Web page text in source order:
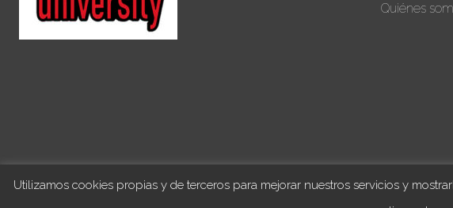
Quiénes
Utilizamos cookies propias y de terceros para mejorar nuestros servicios y